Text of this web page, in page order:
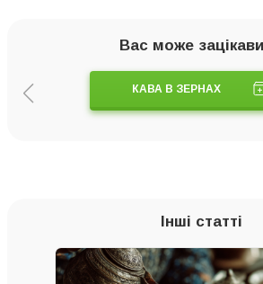
Вас може
КАВА В ЗЕРНАХ
Інші статті